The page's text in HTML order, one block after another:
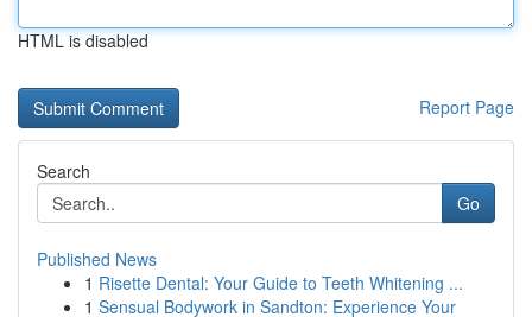
HTML is disabled
Report Page
Search
Go
Published News
1 Risette Dental: Your Guide to Teeth Whitening ...
1 Sensual Bodywork in Sandton: Experience Your